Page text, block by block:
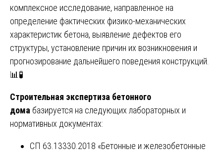
комплексное исследование, направленное на
определение фактических физико-механических
характеристик бетона, выявление дефектов его
структуры, установление причин их возникновения и
прогнозирование дальнейшего поведения конструкций.
📊🧪
Строительная экспертиза бетонного
дома базируется на следующих лабораторных и
нормативных документах:
СП 63.13330.2018 «Бетонные и железобетонные